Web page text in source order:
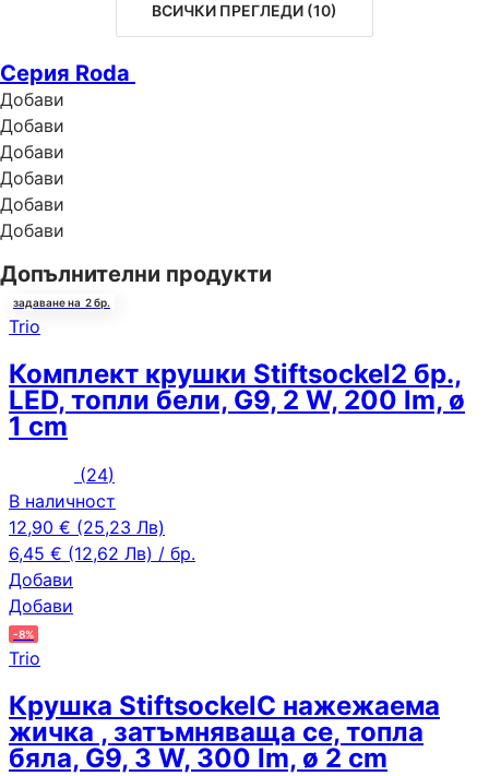
ВСИЧКИ ПРЕГЛЕДИ (10)
Серия Roda
Добави
Добави
Добави
Добави
Добави
Добави
Допълнителни продукти
задаване на 2 бр.
Trio
Комплект крушки Stiftsockel2 бр.,
LED, топли бели, G9, 2 W, 200 lm, ø
1 cm
(24)
В наличност
12,90 € (25,23 Лв)
6,45 € (12,62 Лв) / бр.
Добави
Добави
-8%
Trio
Крушка StiftsockelС нажежаема
жичка , затъмняваща се, топла
бяла, G9, 3 W, 300 lm, ø 2 cm